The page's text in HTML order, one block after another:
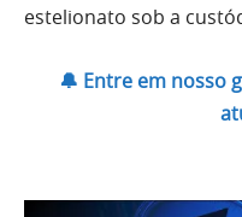
estelionato sob a
🔔 Entre em nosso